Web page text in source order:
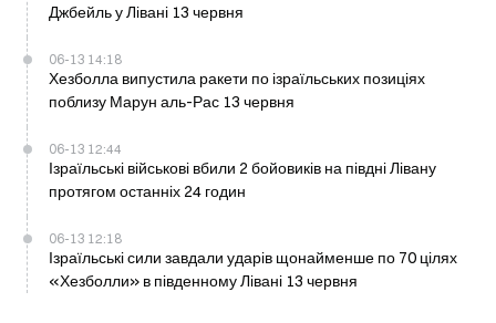
Джбейль у Лівані 13 червня
06-13 14:18
Хезболла випустила ракети по ізраїльських позиціях
поблизу Марун аль-Рас 13 червня
06-13 12:44
Ізраїльські військові вбили 2 бойовиків на півдні Лівану
протягом останніх 24 годин
06-13 12:18
Ізраїльські сили завдали ударів щонайменше по 70 цілях
«Хезболли» в південному Лівані 13 червня